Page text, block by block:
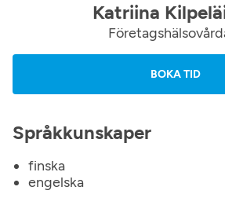
Katriina
BOKA TID
Språkkunskaper
finska
engelska